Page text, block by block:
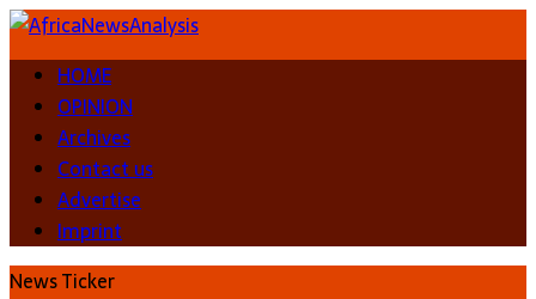
HOME
OPINION
Archives
Contact us
Advertise
Imprint
News Ticker